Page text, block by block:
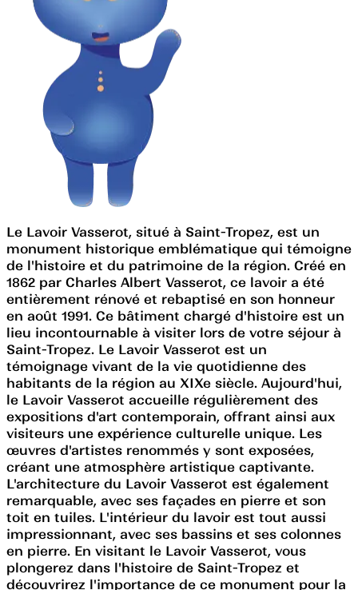
Le Lavoir Vasserot, situé à Saint-Tropez, est un
monument historique emblématique qui témoigne
de l'histoire et du patrimoine de la région. Créé en
1862 par Charles Albert Vasserot, ce lavoir a été
entièrement rénové et rebaptisé en son honneur
en août 1991. Ce bâtiment chargé d'histoire est un
lieu incontournable à visiter lors de votre séjour à
Saint-Tropez. Le Lavoir Vasserot est un
témoignage vivant de la vie quotidienne des
habitants de la région au XIXe siècle. Aujourd'hui,
le Lavoir Vasserot accueille régulièrement des
expositions d'art contemporain, offrant ainsi aux
visiteurs une expérience culturelle unique. Les
œuvres d'artistes renommés y sont exposées,
créant une atmosphère artistique captivante.
L'architecture du Lavoir Vasserot est également
remarquable, avec ses façades en pierre et son
toit en tuiles. L'intérieur du lavoir est tout aussi
impressionnant, avec ses bassins et ses colonnes
en pierre. En visitant le Lavoir Vasserot, vous
plongerez dans l'histoire de Saint-Tropez et
découvrirez l'importance de ce monument pour la